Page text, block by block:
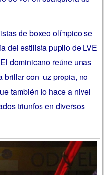
de boxeo olímpico se
del estilista pupilo de LVE
dominicano reúne unas
brillar con luz propia, no
también lo hace a nivel
triunfos en diversos